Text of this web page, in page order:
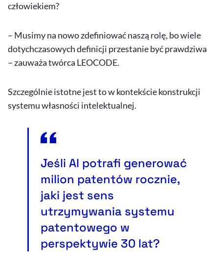
człowiekiem?
– Musimy na nowo zdefiniować naszą rolę, bo wiele
dotychczasowych definicji przestanie być prawdziwa
– zauważa twórca LEOCODE.
Szczególnie istotne jest to w kontekście konstrukcji
systemu własności intelektualnej.
Jeśli AI potrafi generować
milion patentów rocznie,
jaki jest sens
utrzymywania systemu
patentowego w
perspektywie 30 lat?